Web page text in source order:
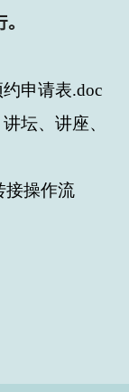
申请表.doc
坛、讲座、
接操作流